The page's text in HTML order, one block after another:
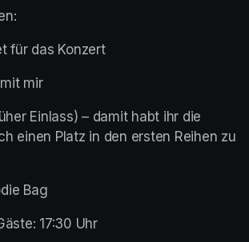
für das Konzert
mir
Einlass) – damit habt ihr die
einen Platz in den ersten Reihen zu
Bag
17:30 Uhr